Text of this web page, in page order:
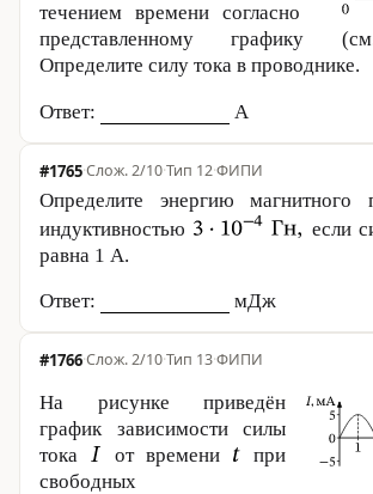
течением времени согласно
представленному графику
Определите силу тока в проводнике.
Ответ: А
#1765· 2/10·Тип 12·ФИПИ
Определите энергию магнитного
индуктивностью
если
равна 1 А.
Ответ: мДж
#1766· 2/10·Тип 13·ФИПИ
На рисунке приведён
график зависимости силы
тока
от времени
при
свободных